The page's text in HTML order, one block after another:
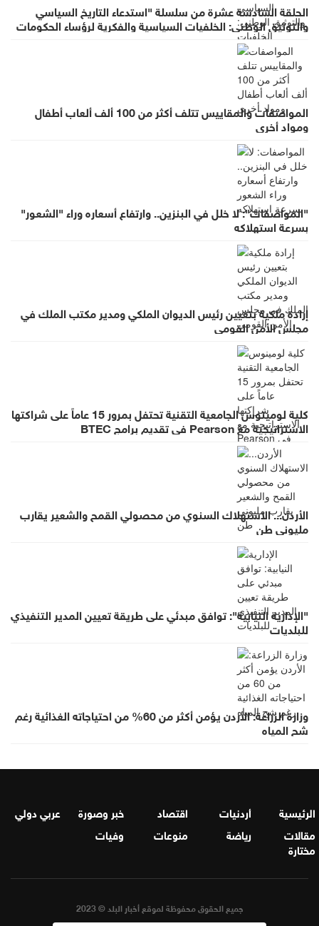
الحلقة السادسة عشرة من سلسلة "استدعاء التاريخ السياسي
والتوثيق الوطني: الخلفيات السياسية والفكرية لرؤساء الحكومات
في عهد الملك الحسين بن طلال (١٩٥٣- ١٩٩٩)"
المواصفات والمقاييس تتلف أكثر من 100 ألف ألعاب أطفال
ومواد أخرى
"المواصفات": لا خلل في البنزين.. وارتفاع أسعاره وراء "الشعور"
بسرعة استهلاكه
إرادة ملكية بتعيين رئيس الديوان الملكي ومدير مكتب الملك في
مجلس الأمن القومي
كلية لومينوس الجامعية التقنية تحتفل بمرور 15 عاماً على شراكتها
الاستراتيجية مع Pearson في تقديم برامج BTEC
الأردن... الاستهلاك السنوي من محصولي القمح والشعير يقارب
مليوني طن
"الإدارية النيابية": توافق مبدئي على طريقة تعيين المدير التنفيذي
للبلديات
وزارة الزراعة: الأردن يؤمن أكثر من 60% من احتياجاته الغذائية رغم
شح المياه
الرئيسية أردنيات اقتصاد خبر وصورة
عربي دولي
مقالات
مختارة
رياضة منوعات وفيات
جميع الحقوق محفوظة لموقع أخبار البلد © 2023